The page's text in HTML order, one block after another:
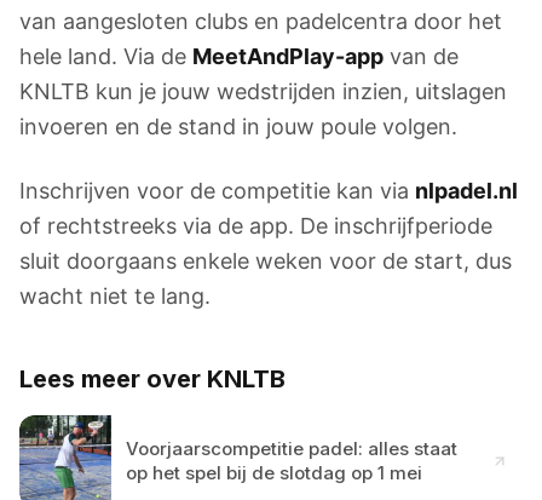
van aangesloten clubs en padelcentra door het
hele land. Via de MeetAndPlay-app van de
KNLTB kun je jouw wedstrijden inzien, uitslagen
invoeren en de stand in jouw poule volgen.
Inschrijven voor de competitie kan via nlpadel.nl
of rechtstreeks via de app. De inschrijfperiode
sluit doorgaans enkele weken voor de start, dus
wacht niet te lang.
Lees meer over KNLTB
Voorjaarscompetitie padel: alles staat
op het spel bij de slotdag op 1 mei